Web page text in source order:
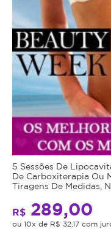
5 Sessões De
De Carboxiterapia Ou
Tiragens De Medidas,
R$ 289,00
ou 10x de R$ 32,17 com